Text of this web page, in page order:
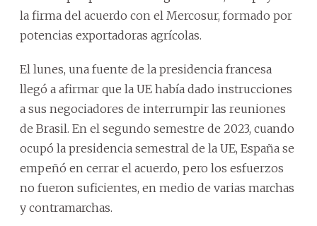
la firma del acuerdo con el Mercosur, formado por
potencias exportadoras agrícolas.
El lunes, una fuente de la presidencia francesa
llegó a afirmar que la UE había dado instrucciones
a sus negociadores de interrumpir las reuniones
de Brasil. En el segundo semestre de 2023, cuando
ocupó la presidencia semestral de la UE, España se
empeñó en cerrar el acuerdo, pero los esfuerzos
no fueron suficientes, en medio de varias marchas
y contramarchas.